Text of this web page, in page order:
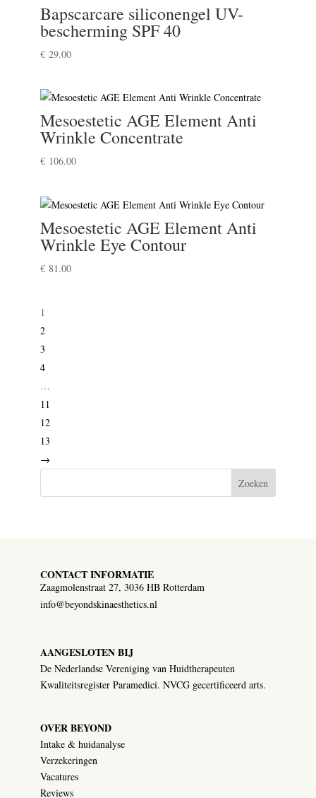
Bapscarcare siliconengel UV-
bescherming SPF 40
€29.00
Mesoestetic AGE Element Anti
Wrinkle Concentrate
€106.00
Mesoestetic AGE Element Anti
Wrinkle Eye Contour
€81.00
1
2
3
4
…
11
12
13
→
Zoeken
CONTACT INFORMATIE
Zaagmolenstraat 27, 3036 HB Rotterdam
info@beyondskinaesthetics.nl
AANGESLOTEN BIJ
De Nederlandse Vereniging van Huidtherapeuten
Kwaliteitsregister Paramedici. NVCG gecertificeerd arts.
OVER BEYOND
Intake & huidanalyse
Verzekeringen
Vacatures
Reviews